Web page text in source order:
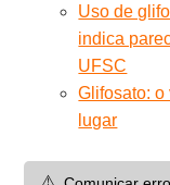
Uso de
indica
UFSC
Glifosato: o
lugar
⚠️